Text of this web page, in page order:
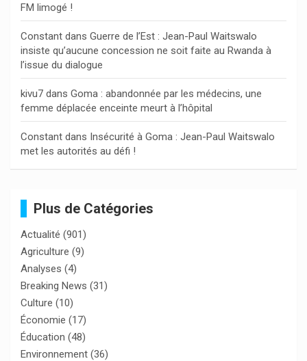
FM limogé !
Constant dans Guerre de l’Est : Jean-Paul Waitswalo
insiste qu’aucune concession ne soit faite au Rwanda à
l’issue du dialogue
kivu7 dans Goma : abandonnée par les médecins, une
femme déplacée enceinte meurt à l’hôpital
Constant dans Insécurité à Goma : Jean-Paul Waitswalo
met les autorités au défi !
Plus de Catégories
Actualité (901)
Agriculture (9)
Analyses (4)
Breaking News (31)
Culture (10)
Économie (17)
Éducation (48)
Environnement (36)